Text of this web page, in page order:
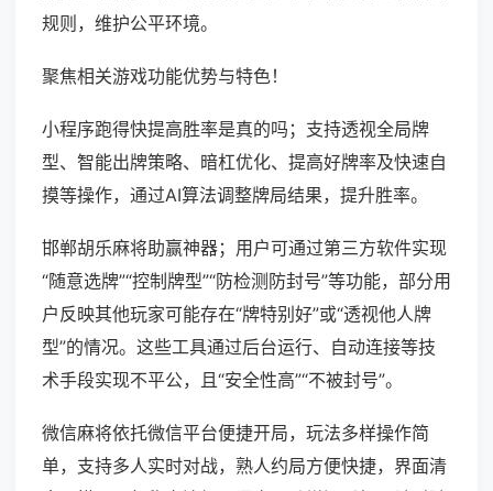
规则，维护公平环境。
聚焦相关游戏功能优势与特色！
小程序跑得快提高胜率是真的吗；支持透视全局牌
型、智能出牌策略、暗杠优化、提高好牌率及快速自
摸等操作，通过AI算法调整牌局结果，提升胜率。
邯郸胡乐麻将助赢神器；用户可通过第三方软件实现
“随意选牌”“控制牌型”“防检测防封号”等功能，部分用
户反映其他玩家可能存在“牌特别好”或“透视他人牌
型”的情况。这些工具通过后台运行、自动连接等技
术手段实现不平公，且“安全性高”“不被封号”。
微信麻将依托微信平台便捷开局，玩法多样操作简
单，支持多人实时对战，熟人约局方便快捷，界面清